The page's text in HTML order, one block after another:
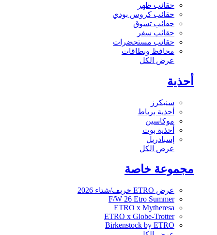
حقائب ظهر
حقائب كروس بودي
حقائب تسوق
حقائب سفر
حقائب مستحضرات
محافظ وبطاقات
عرض الكل
أحذية
سنيكرز
أحذية برباط
موكاسين
أحذية بوت
إسبادريل
عرض الكل
مجموعة خاصة
عرض ETRO خريف/شتاء 2026
F/W 26 Etro Summer
ETRO x Mytheresa
ETRO x Globe-Trotter
Birkenstock by ETRO